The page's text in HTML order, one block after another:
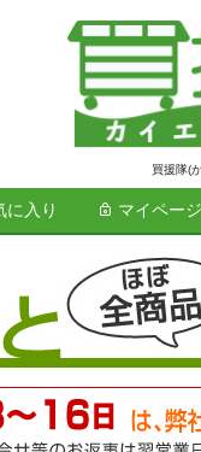
買援隊(
に入り マイページ